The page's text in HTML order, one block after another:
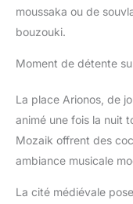
moussaka ou de
bouzouki.
Moment de détente
La place Arionos, de
animé une fois la nuit
Mozaik offrent des
ambiance musicale
La cité médiévale